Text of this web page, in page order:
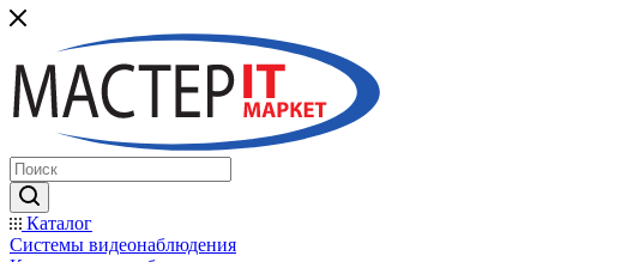
Каталог
Системы видеонаблюдения